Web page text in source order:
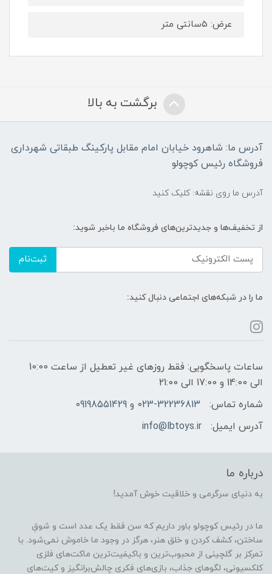
عرض: 5سانتی متر
برگشت به بالا
آدرس ما: شاهرود خیابان امام مقابل پارکینگ طبقاتی شهرداری
فروشگاه رئیس کوچولو
آدرس ما روی نقشه: کلیک کنید
از تخفیف‌ها و جدیدترین‌های فروشگاه ما باخبر شوید:
ثبت‌نام
ما را در شبکه‌های اجتماعی دنبال کنید:
ساعات پاسخگویی: فقط روزهای غیر تعطیل از ساعت 10:00
الی 14:00 و 17:00 الی 21:00
شماره تماس:
023-32236813 و 09198551429
آدرس ایمیل:
info@lbtoys.ir
درباره ما
به دنیای سرگرمی و خلاقیت خوش آمدید!
ما در رئیس کوچولو باور داریم که سن فقط یک عدد است و شوقِ
ساختن، کشف کردن و خلق هنر، هرگز در وجود ما خاموش نمی‌شود. با
تمرکز بر گلچینی از محبوب‌ترین و باکیفیت‌ترین ماکت‌های فلزی
کلکسیونی، لگوهای جذاب، بازی‌های فکری چالش‌برانگیز و کیت‌های